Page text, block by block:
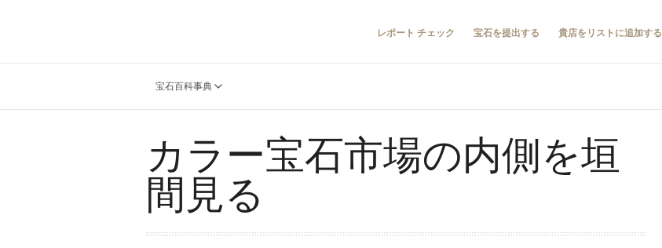
レポート チェック 宝石を提出する 貴店をリストに追加する
宝石百科事典
カラー宝石市場の内側を垣
間見る